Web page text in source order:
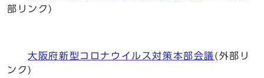
部リンク)
大阪府新型コロナウイルス対策本部会議(外部リ
ンク)